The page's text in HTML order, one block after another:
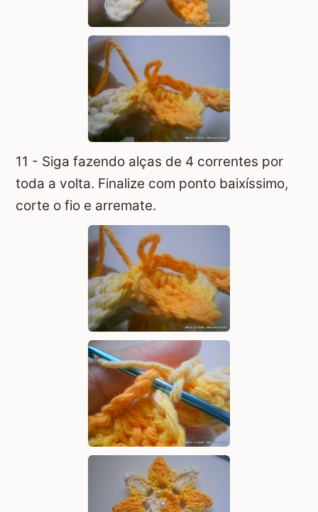
11 - Siga fazendo alças de 4 correntes por
toda a volta. Finalize com ponto baixíssimo,
corte o fio e arremate.